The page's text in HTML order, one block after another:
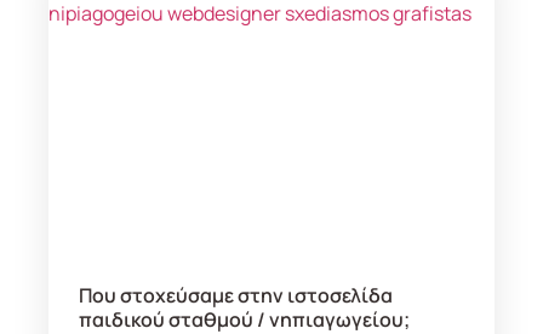
Που στοχεύσαμε στην ιστοσελίδα
παιδικoύ σταθμού / νηπιαγωγείου;